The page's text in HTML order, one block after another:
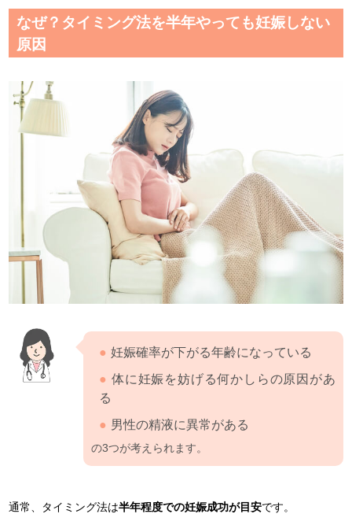
なぜ？タイミング法を半年やっても妊娠しない
原因
妊娠確率が下がる年齢になっている
体に妊娠を妨げる何かしらの原因があ
る
男性の精液に異常がある
の3つが考えられます。
通常、タイミング法は半年程度での妊娠成功が目安です。